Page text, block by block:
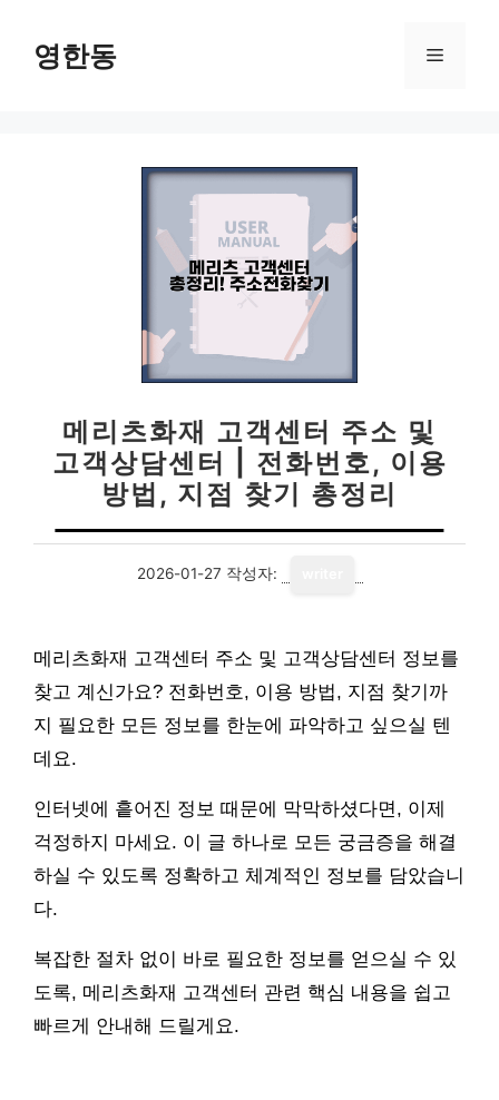
영한동 메
메리츠화재 고객센터 주소 및
고객상담센터 | 전화번호, 이용
방법, 지점 찾기 총정리
2026-01-27 작성자:
메리츠화재 고객센터 주소 및 고객상담센터 정보를
찾고 계신가요? 전화번호, 이용 방법, 지점 찾기까
지 필요한 모든 정보를 한눈에 파악하고 싶으실 텐
데요.
인터넷에 흩어진 정보 때문에 막막하셨다면, 이제
걱정하지 마세요. 이 글 하나로 모든 궁금증을 해결
하실 수 있도록 정확하고 체계적인 정보를 담았습니
다.
복잡한 절차 없이 바로 필요한 정보를 얻으실 수 있
도록, 메리츠화재 고객센터 관련 핵심 내용을 쉽고
빠르게 안내해 드릴게요.